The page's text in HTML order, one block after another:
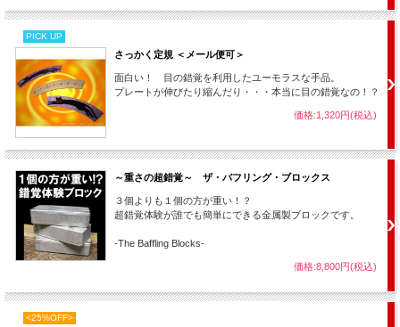
PICK UP
さっかく定規 ＜メール便可＞
面白い！ 目の錯覚を利用したユーモラスな手品。
プレートが伸びたり縮んだり・・・本当に目の錯覚なの！？
価格:1,320円(税込)
～重さの超錯覚～ ザ・バフリング・ブロックス
３個よりも１個の方が重い！？
超錯覚体験が誰でも簡単にできる金属製ブロックです。
-The Baffling Blocks-
価格:8,800円(税込)
<25%OFF>